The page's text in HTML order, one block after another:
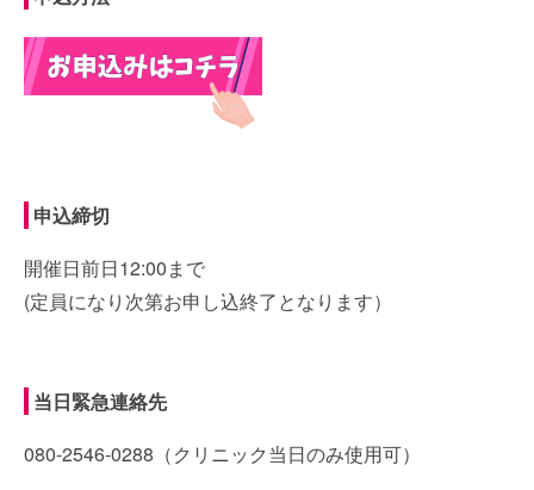
申込締切
開催日前日12:00まで
(定員になり次第お申し込終了となります）
当日緊急連絡先
080-2546-0288（クリニック当日のみ使用可）